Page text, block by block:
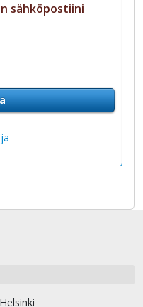
sähköpostiini